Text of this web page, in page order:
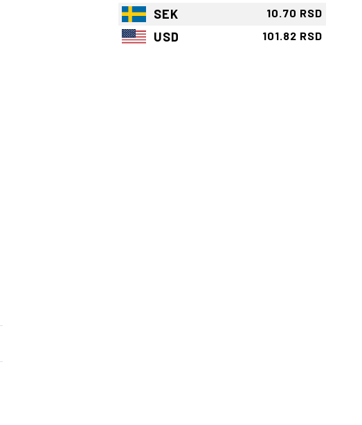
SEK 10.70 RSD
USD 101.82 RSD